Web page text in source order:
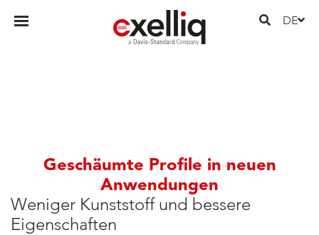
DE
Geschäumte Profile in neuen
Anwendungen
Weniger Kunststoff und bessere
Eigenschaften